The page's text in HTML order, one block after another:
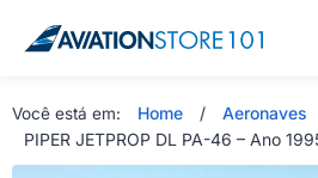
Você está em: Home / Aeronaves
PIPER JETPROP DL PA-46 – Ano